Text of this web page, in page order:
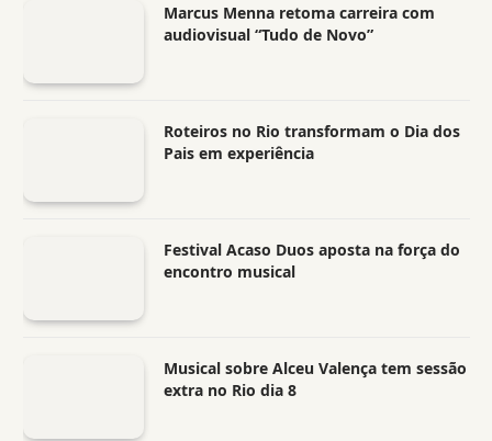
Marcus Menna retoma carreira com
audiovisual “Tudo de Novo”
Roteiros no Rio transformam o Dia dos
Pais em experiência
Festival Acaso Duos aposta na força do
encontro musical
Musical sobre Alceu Valença tem sessão
extra no Rio dia 8